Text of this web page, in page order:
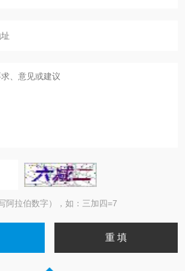
阿拉伯数字），如：三加四=7